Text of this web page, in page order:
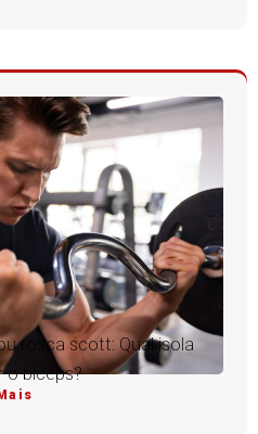
rosca scott: Qual isola
o bíceps?